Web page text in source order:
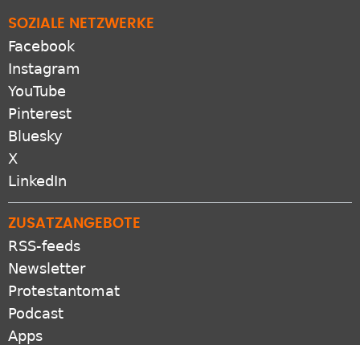
SOZIALE NETZWERKE
Facebook
Instagram
YouTube
Pinterest
Bluesky
X
LinkedIn
ZUSATZANGEBOTE
RSS-feeds
Newsletter
Protestantomat
Podcast
Apps